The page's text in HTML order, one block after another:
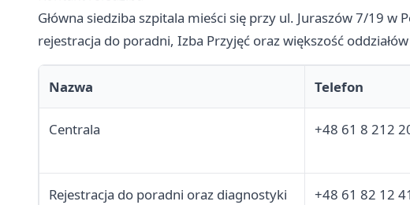
Główna siedziba szpitala mieści się przy ul. Juraszów 7/19 w
rejestracja do poradni, Izba Przyjęć oraz większość
Nazwa Telefon
Centrala +48 61 8 212
Rejestracja do poradni oraz diagnostyki
+48 61 82 12